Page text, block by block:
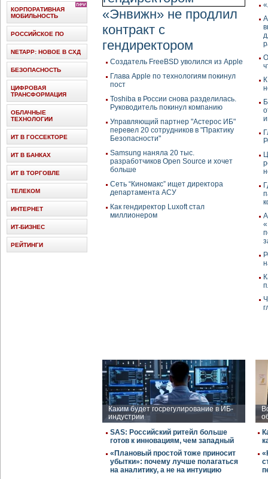
«Энвижн» не продлил
контракт с
гендиректором
Создатель FreeBSD уволился из Apple
Глава Apple по технологиям покинул
пост
Toshiba в России снова разделилась.
Руководитель покинул компанию
Управляющий партнер "Астерос ИБ"
перевел 20 сотрудников в "Практику
Безопасности"
Samsung наняла 20 тыс.
разработчиков Open Source и хочет
больше
Сеть “Киномакс” ищет директора
департамента АСУ
Как гендиректор Luxoft стал
миллионером
Каким будет госрегулирование в ИБ-
индустрии
SAS: Российский ритейл больше
готов к инновациям, чем западный
«Плановый простой тоже приносит
убытки»: почему лучше полагаться
на аналитику, а не на интуицию
КОРПОРАТИВНАЯ
МОБИЛЬНОСТЬ
РОССИЙСКОЕ ПО
NETAPP: НОВОЕ В СХД
БЕЗОПАСНОСТЬ
ЦИФРОВАЯ
ТРАНСФОРМАЦИЯ
ОБЛАЧНЫЕ
ТЕХНОЛОГИИ
ИТ В ГОССЕКТОРЕ
ИТ В БАНКАХ
ИТ В ТОРГОВЛЕ
ТЕЛЕКОМ
ИНТЕРНЕТ
ИТ-БИЗНЕС
РЕЙТИНГИ